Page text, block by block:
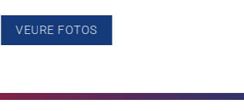
VEURE FOTOS